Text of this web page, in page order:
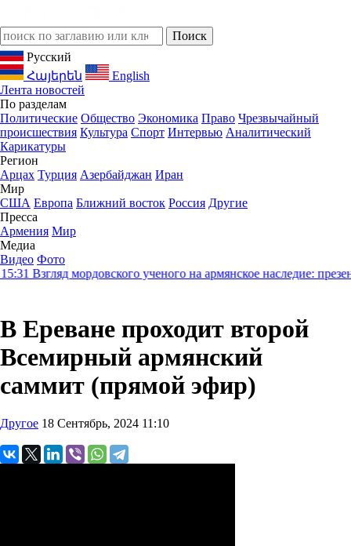
Русский
Հայերեն
English
Лента новостей
По разделам
Политические Общество Экономика Право Чрезвычайный
происшествия Культура Спорт Интервью Аналитический
Карикатуры
Регион
Арцах Турция Азербайджан Иран
Мир
США Европа Ближний восток Россия Другие
Пресса
Армения Мир
Медиа
Видео Фото
Взгляд мордовского ученого на армянское наследие:
В Ереване проходит второй
Всемирный армянский
саммит (прямой эфир)
Другое 18 Сентябрь, 2024 11:10